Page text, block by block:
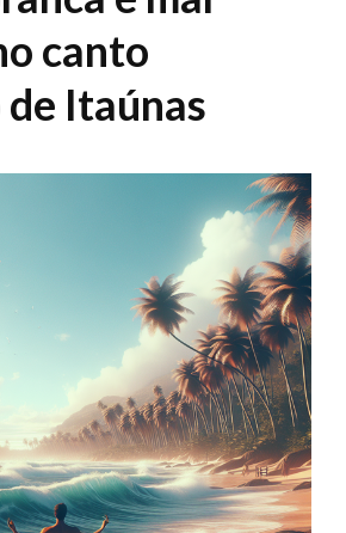
canto
Itaúnas